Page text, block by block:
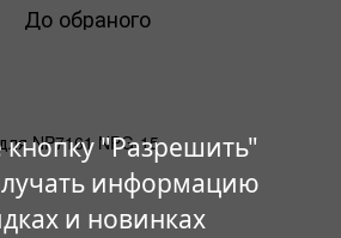
"Разрешить"
информацию
и новинках
До обраного
NP7161 NPG-15